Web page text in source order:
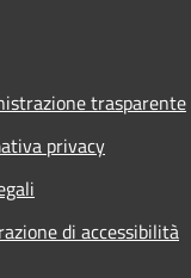
trasparente
privacy
di accessibilità